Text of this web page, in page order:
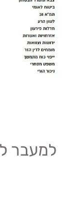
למעבר